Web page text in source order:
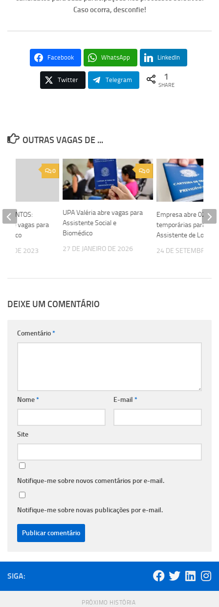
Caso ocorra, desconfie!
Facebook WhatsApp LinkedIn
Twitter Telegram 1
SHARE
OUTRAS VAGAS DE ...
0
UPA Valéria abre vagas para
Assistente Social e
Biomédico
27 DE JANEIRO DE 2026
Empresa abre 02
temporárias para
Assistente de Loja
24 DE SETEMBRO
0
abre vagas para
DE 2023
DEIXE UM COMENTÁRIO
Comentário*
Nome* E-mail *
Site
Notifique-me sobre novos comentários por e-mail.
Notifique-me sobre novas publicações por e-mail.
SIGA:
PRÓXIMO HISTÓRIA